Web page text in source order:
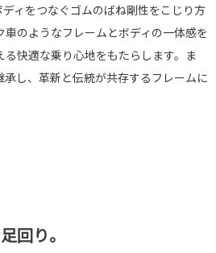
ィをつなぐゴムのばね剛性をこじり方
のようなフレームとボディの一体感を
快適な乗り心地をもたらします。ま
し、革新と伝統が共存するフレームに
回り。